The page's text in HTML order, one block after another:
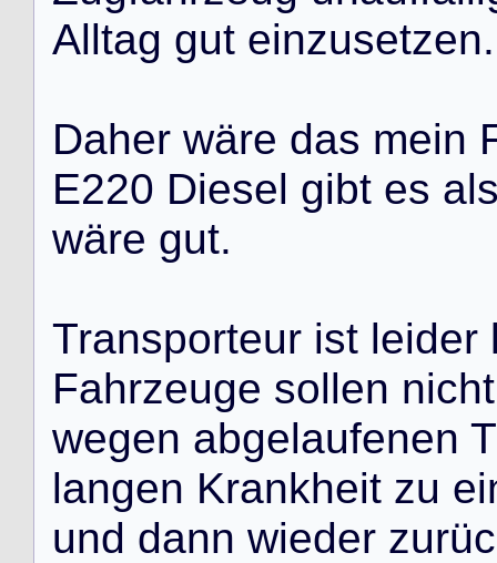
Alltag gut einzusetzen.
Daher wäre das mein
E220 Diesel gibt es al
wäre gut.
Transporteur ist leider
Fahrzeuge sollen nicht
wegen abgelaufenen T
langen Krankheit zu ei
und dann wieder zurüc